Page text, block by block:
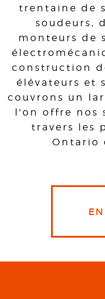
trentaine de
soudeurs,
monteurs de
construction
élévateurs et
couvrons un
l'on offre nos
travers les
Ontario